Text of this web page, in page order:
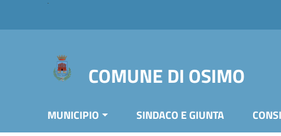
Vai ai contenuti
COMUNE DI OSIMO
MUNICIPIO SINDACO E GIUNTA